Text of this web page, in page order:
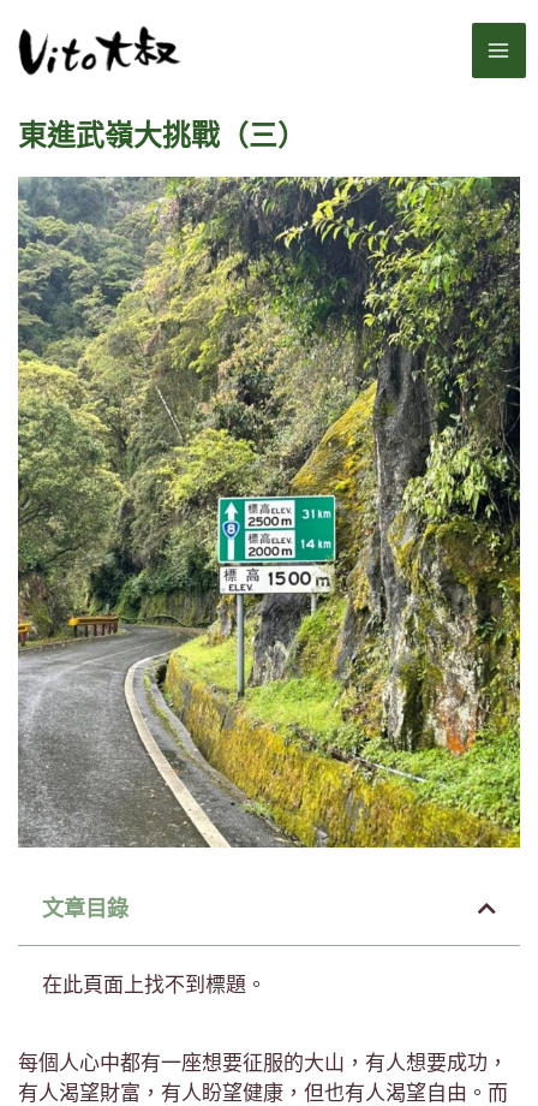
至
東進武嶺大挑戰（三）
文章目錄
在此頁面上找不到標題。
每個人心中都有一座想要征服的大山，有人想要成功，
有人渴望財富，有人盼望健康，但也有人渴望自由。而